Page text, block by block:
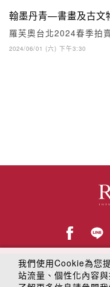
翰墨丹青—書畫及古文
羅芙奧台北2024春季拍
2024/06/01 (六) 下午3:30
© 2018羅芙奧
我們使用Cookie為您
站流量、個性化內容